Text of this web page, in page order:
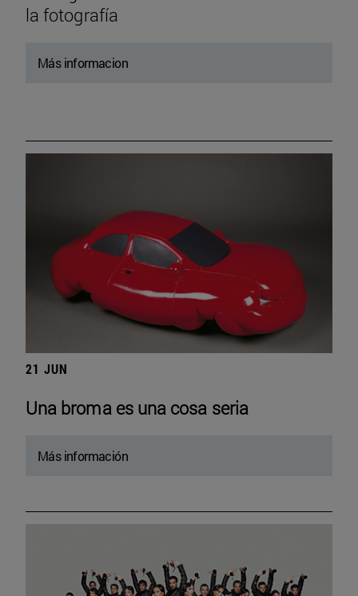
la fotografía
Más informacion
21 JUN
Una broma es una cosa seria
Más información